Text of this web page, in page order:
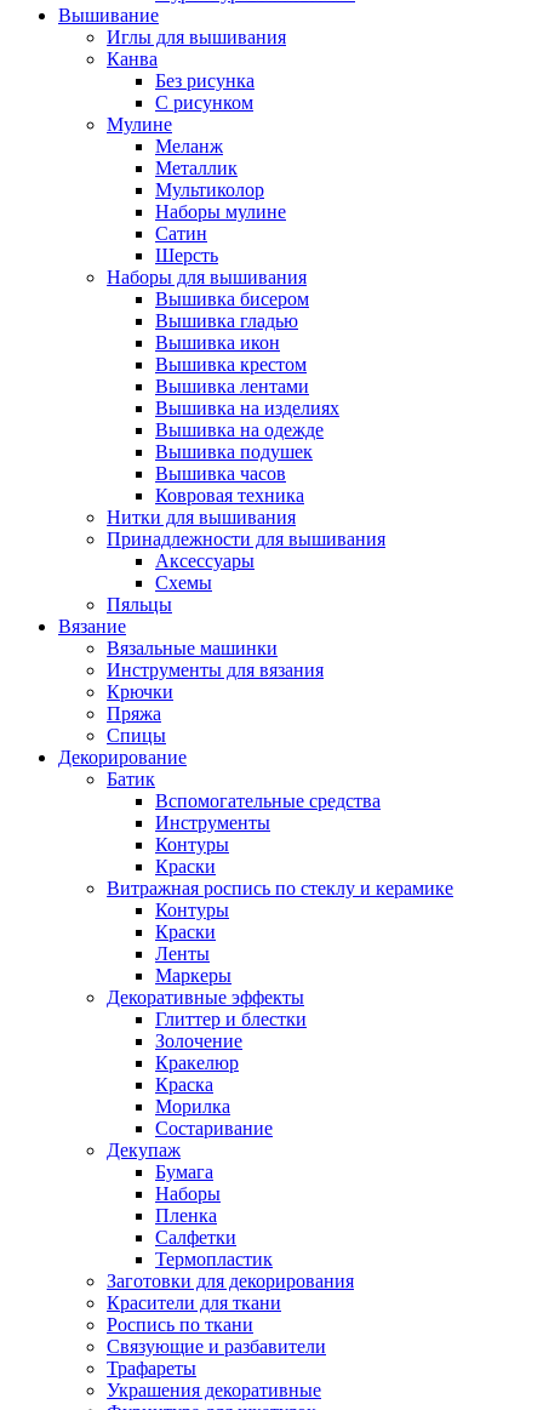
Вышивание
Иглы для вышивания
Канва
Без рисунка
С рисунком
Мулине
Меланж
Металлик
Мультиколор
Наборы мулине
Сатин
Шерсть
Наборы для вышивания
Вышивка бисером
Вышивка гладью
Вышивка икон
Вышивка крестом
Вышивка лентами
Вышивка на изделиях
Вышивка на одежде
Вышивка подушек
Вышивка часов
Ковровая техника
Нитки для вышивания
Принадлежности для вышивания
Аксессуары
Схемы
Пяльцы
Вязание
Вязальные машинки
Инструменты для вязания
Крючки
Пряжа
Спицы
Декорирование
Батик
Вспомогательные средства
Инструменты
Контуры
Краски
Витражная роспись по стеклу и керамике
Контуры
Краски
Ленты
Маркеры
Декоративные эффекты
Глиттер и блестки
Золочение
Кракелюр
Краска
Морилка
Состаривание
Декупаж
Бумага
Наборы
Пленка
Салфетки
Термопластик
Заготовки для декорирования
Красители для ткани
Роспись по ткани
Связующие и разбавители
Трафареты
Украшения декоративные